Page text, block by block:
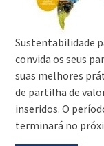
Sustentabilidade
convida os seus
suas melhores
de partilha de
inseridos. O
terminará no